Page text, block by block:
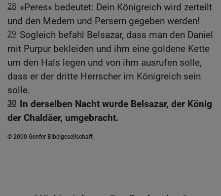
28 »Peres« bedeutet: Dein Königreich wird zerteilt
und den Medern und Persern gegeben werden!
29 Sogleich befahl Belsazar, dass man den Daniel
mit Purpur bekleiden und ihm eine goldene Kette
um den Hals legen und von ihm ausrufen solle,
dass er der dritte Herrscher im Königreich sein
solle.
30 In derselben Nacht wurde Belsazar, der König
der Chaldäer, umgebracht.
© 2000 Genfer Bibelgesellschaft